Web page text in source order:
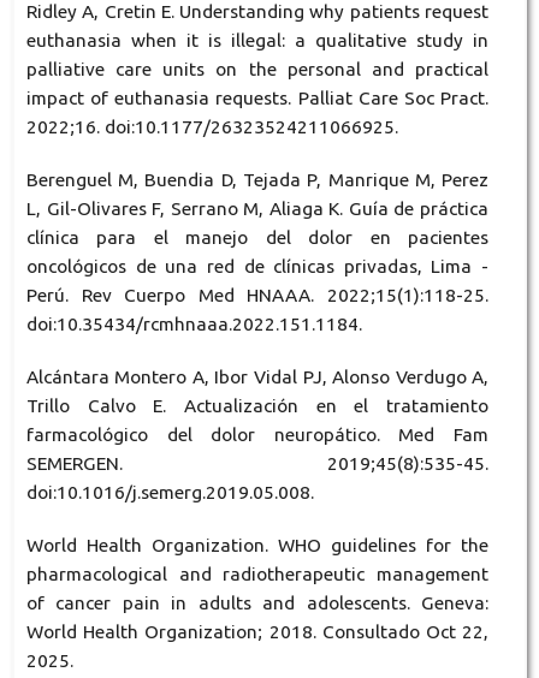
Ridley A, Cretin E. Understanding why patients request
euthanasia when it is illegal: a qualitative study in
palliative care units on the personal and practical
impact of euthanasia requests. Palliat Care Soc Pract.
2022;16. doi:10.1177/26323524211066925.
Berenguel M, Buendia D, Tejada P, Manrique M, Perez
L, Gil-Olivares F, Serrano M, Aliaga K. Guía de práctica
clínica para el manejo del dolor en pacientes
oncológicos de una red de clínicas privadas, Lima -
Perú. Rev Cuerpo Med HNAAA. 2022;15(1):118-25.
doi:10.35434/rcmhnaaa.2022.151.1184.
Alcántara Montero A, Ibor Vidal PJ, Alonso Verdugo A,
Trillo Calvo E. Actualización en el tratamiento
farmacológico del dolor neuropático. Med Fam
SEMERGEN. 2019;45(8):535-45.
doi:10.1016/j.semerg.2019.05.008.
World Health Organization. WHO guidelines for the
pharmacological and radiotherapeutic management
of cancer pain in adults and adolescents. Geneva:
World Health Organization; 2018. Consultado Oct 22,
2025.